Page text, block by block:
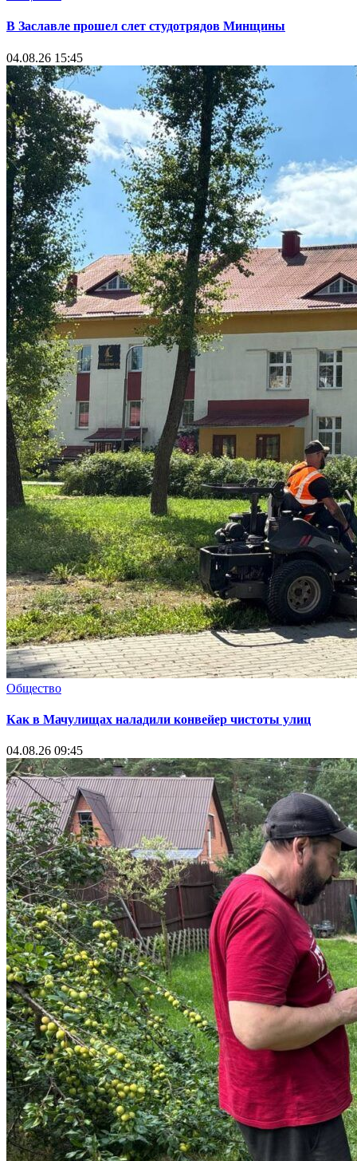
В Заславле прошел слет студотрядов Минщины
04.08.26 15:45
Общество
Как в Мачулищах наладили конвейер чистоты улиц
04.08.26 09:45